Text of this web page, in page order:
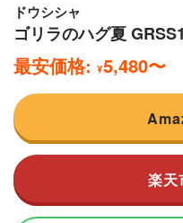
ドウシシャ
ゴリラのハグ夏
最安価格: ¥5,480〜
楽天